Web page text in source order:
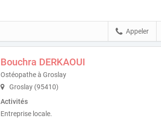
Appeler
Bouchra DERKAOUI
Ostéopathe à Groslay
Groslay (95410)
Activités
Entreprise locale.